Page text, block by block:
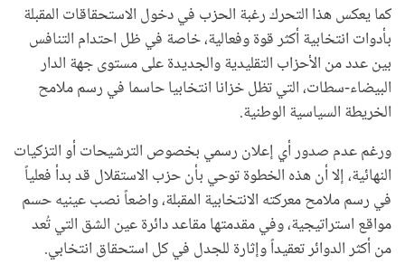
كما يعكس هذا التحرك رغبة الحزب في دخول الاستحقاقات المقبلة
بأدوات انتخابية أكثر قوة وفعالية، خاصة في ظل احتدام التنافس
بين عدد من الأحزاب التقليدية والجديدة على مستوى جهة الدار
البيضاء-سطات، التي تظل خزانا انتخابيا حاسما في رسم ملامح
الخريطة السياسية الوطنية.
ورغم عدم صدور أي إعلان رسمي بخصوص الترشيحات أو التزكيات
النهائية، إلا أن هذه الخطوة توحي بأن حزب الاستقلال قد بدأ فعلياً
في رسم ملامح معركته الانتخابية المقبلة، واضعاً نصب عينيه حسم
مواقع استراتيجية، وفي مقدمتها مقاعد دائرة عين الشق التي تُعد
من أكثر الدوائر تعقيداً وإثارة للجدل في كل استحقاق انتخابي.